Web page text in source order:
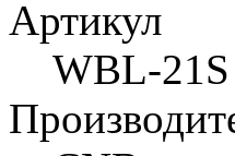
Артикул
WBL-21S